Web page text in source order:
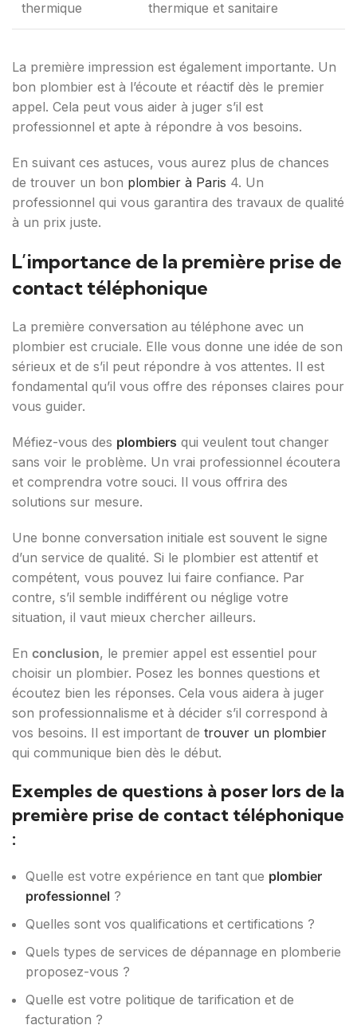
thermique thermique et sanitaire
La première impression est également importante. Un
bon plombier est à l’écoute et réactif dès le premier
appel. Cela peut vous aider à juger s’il est
professionnel et apte à répondre à vos besoins.
En suivant ces astuces, vous aurez plus de chances
de trouver un bon plombier à Paris 4. Un
professionnel qui vous garantira des travaux de qualité
à un prix juste.
L’importance de la première prise de
contact téléphonique
La première conversation au téléphone avec un
plombier est cruciale. Elle vous donne une idée de son
sérieux et de s’il peut répondre à vos attentes. Il est
fondamental qu’il vous offre des réponses claires pour
vous guider.
Méfiez-vous des plombiers qui veulent tout changer
sans voir le problème. Un vrai professionnel écoutera
et comprendra votre souci. Il vous offrira des
solutions sur mesure.
Une bonne conversation initiale est souvent le signe
d’un service de qualité. Si le plombier est attentif et
compétent, vous pouvez lui faire confiance. Par
contre, s’il semble indifférent ou néglige votre
situation, il vaut mieux chercher ailleurs.
En conclusion, le premier appel est essentiel pour
choisir un plombier. Posez les bonnes questions et
écoutez bien les réponses. Cela vous aidera à juger
son professionnalisme et à décider s’il correspond à
vos besoins. Il est important de trouver un plombier
qui communique bien dès le début.
Exemples de questions à poser lors de la
première prise de contact téléphonique
:
Quelle est votre expérience en tant que plombier
professionnel ?
Quelles sont vos qualifications et certifications ?
Quels types de services de dépannage en plomberie
proposez-vous ?
Quelle est votre politique de tarification et de
facturation ?